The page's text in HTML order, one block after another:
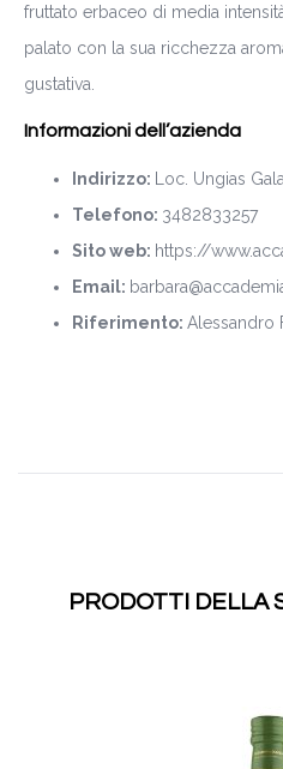
fruttato erbaceo di media
palato con la sua ricchezza
gustativa.
Informazioni dell’azienda
Indirizzo:
Loc. Ungias
Telefono: 3482833257
Sito web: https://
Email:
Riferimento: Alessandro
PRODOTTI DELLA